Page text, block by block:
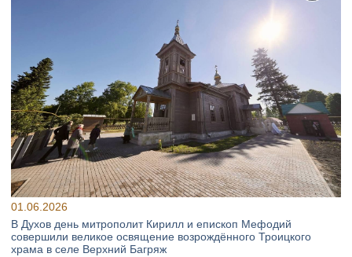
01.06.2026
В Духов день митрополит Кирилл и епископ Мефодий
совершили великое освящение возрождённого Троицкого
храма в селе Верхний Багряж